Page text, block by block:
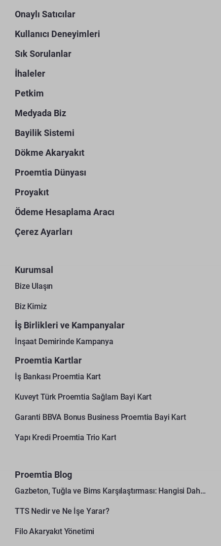
Onaylı Satıcılar
Kullanıcı Deneyimleri
Sık Sorulanlar
İhaleler
Petkim
Medyada Biz
Bayilik Sistemi
Dökme Akaryakıt
Proemtia Dünyası
Proyakıt
Ödeme Hesaplama Aracı
Çerez Ayarları
Kurumsal
Bize Ulaşın
Biz Kimiz
İş Birlikleri ve Kampanyalar
İnşaat Demirinde Kampanya
Proemtia Kartlar
İş Bankası Proemtia Kart
Kuveyt Türk Proemtia Sağlam Bayi Kart
Garanti BBVA Bonus Business Proemtia Bayi Kart
Yapı Kredi Proemtia Trio Kart
Proemtia Blog
Gazbeton, Tuğla ve Bims Karşılaştırması: Hangisi Daha Avantajlı?
TTS Nedir ve Ne İşe Yarar?
Filo Akaryakıt Yönetimi